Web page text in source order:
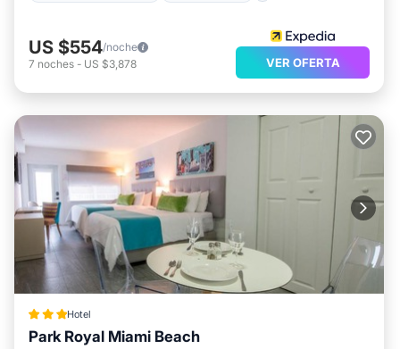
US $554/noche
7 noches - US $3,878 VER OFERTA
Hotel
Park Royal Miami Beach